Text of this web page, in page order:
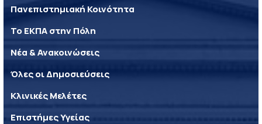
Πανεπιστημιακή Κοινότητα
Το ΕΚΠΑ στην Πόλη
Νέα & Ανακοινώσεις
Όλες οι Δημοσιεύσεις
Κλινικές Μελέτες
Επιστήμες Υγείας